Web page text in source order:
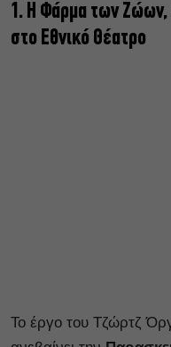
1. Η Φάρμα των Ζώων,
στο Εθνικό Θέατρο
Το έργο του Τζώρτζ